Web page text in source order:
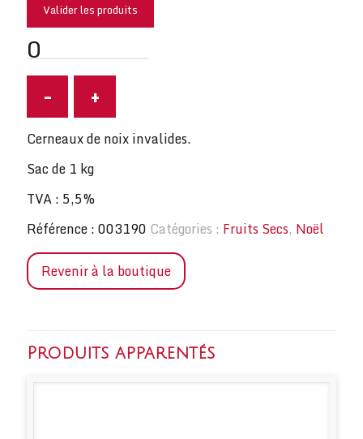
Valider les produits
0
- +
Cerneaux de noix invalides.
Sac de 1 kg
TVA : 5,5%
Référence :003190 Catégories : Fruits Secs, Noël
Revenir à la boutique
Produits apparentés